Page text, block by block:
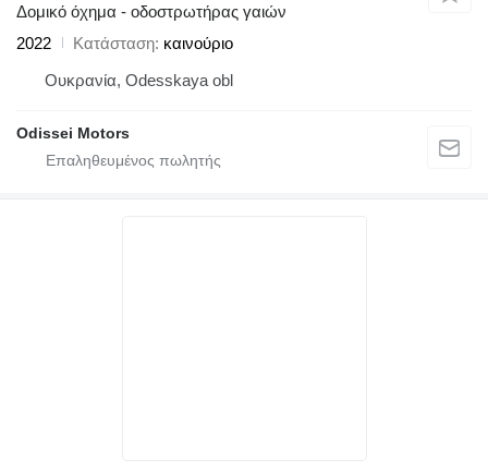
Δομικό όχημα - οδοστρωτήρας γαιών
2022
Κατάσταση καινούριο
Ουκρανία, Odesskaya obl
Odissei Motors